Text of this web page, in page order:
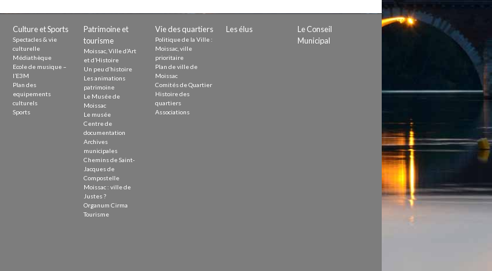
Demande de subvention
Demande d’autorisation de tournage
Appels à projets
Culture et Sports
Spectacles & vie
culturelle
Médiathèque
Ecole de musique –
l’E3M
Plan des
equipements
culturels
Sports
Patrimoine et
tourisme
Moissac, Ville d’Art
et d’Histoire
Un peu d’histoire
Les animations
patrimoine
Le Musée de
Moissac
Le musée
Centre de
documentation
Archives
municipales
Chemins de Saint-
Jacques de
Compostelle
Moissac : ville de
Justes ?
Organum Cirma
Tourisme
Vie des quartiers
Politique de la Ville :
Moissac, ville
prioritaire
Plan de ville de
Moissac
Comités de Quartier
Histoire des
quartiers
Associations
Les élus
Le Conseil
Municipal